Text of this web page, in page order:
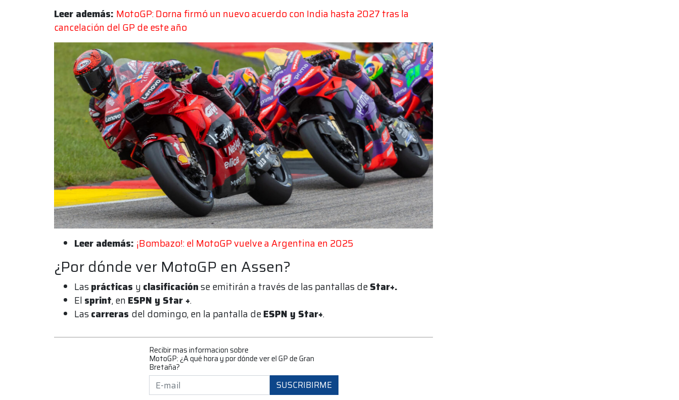
Leer además: MotoGP: Dorna firmó un nuevo acuerdo con India hasta 2027 tras la
cancelación del GP de este año
Leer además: ¡Bombazo!: el MotoGP vuelve a Argentina en 2025
¿Por dónde ver MotoGP en Assen?
Lasprácticas y clasificaciónse emitirán a través de las pantallas deStar+.
El sprint, en ESPN y Star +.
Lascarreras del domingo, en la pantalla deESPN y Star+.
Recibir mas informacion sobre
MotoGP: ¿A qué hora y por dónde ver el GP de Gran
Bretaña?
SUSCRIBIRME